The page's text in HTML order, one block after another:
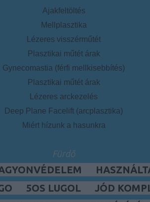
Ajakfeltöltés
Mellplasztika
Lézeres visszérműtét
Plasztikai műtét árak
Gynecomastia (férfi mellkisebbítés)
Plasztikai műtét árak
Lézeres arckezelés
Deep Plane Facelift (arcplasztika)
Miért hízunk a hasunkra
Fürdő
5OS LUGOL JÓD